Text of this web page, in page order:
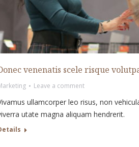
venenatis scele risque
Leave a comment
ullamcorper leo risus, non
utate magna aliquam hendrerit.